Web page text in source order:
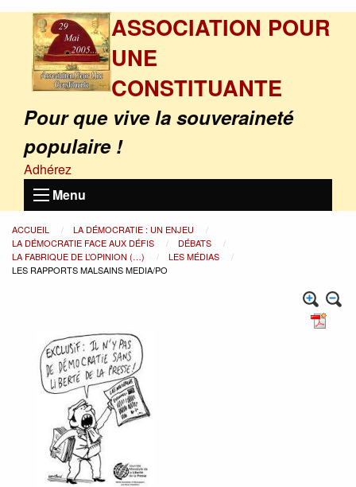
ASSOCIATION POUR
UNE
CONSTITUANTE
Pour que vive la souveraineté
populaire !
Adhérez
Menu
ACCUEIL
LA DÉMOCRATIE : UN ENJEU
LA DÉMOCRATIE FACE AUX DÉFIS
DÉBATS
LA FABRIQUE DE L’OPINION (…)
LES MÉDIAS
LES RAPPORTS MALSAINS MEDIA/PO